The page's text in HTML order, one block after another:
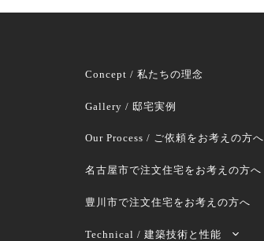
Concept / 私たちの理念
Gallery / 邸宅実例
Our Process / ご依頼をお考えの方へ
名古屋市で注文住宅をお考えの方へ
豊川市で注文住宅をお考えの方へ
Technical / 建築技術と性能